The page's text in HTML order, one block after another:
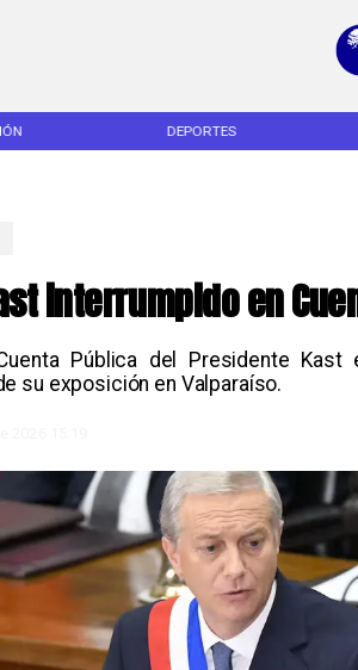
DEPORTES
interrumpido en
Pública del Presidente
su exposición en Valparaíso.